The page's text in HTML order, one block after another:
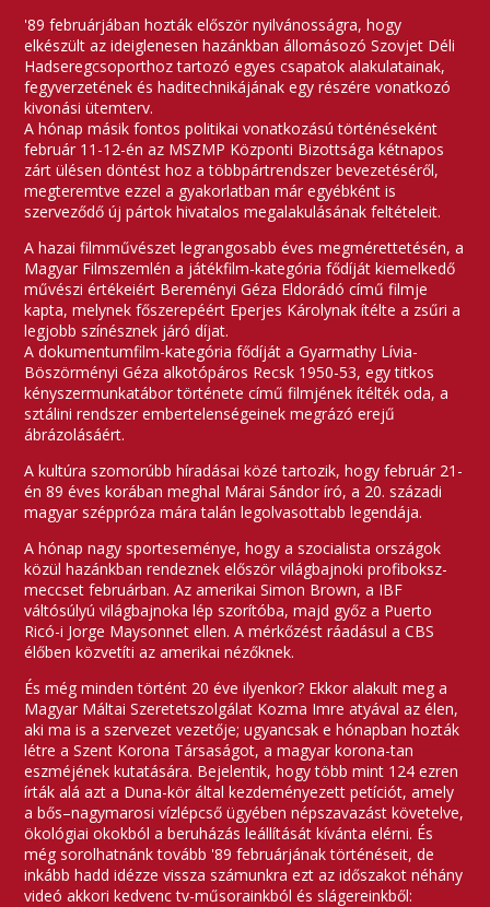
'89 februárjában hozták először nyilvánosságra, hogy
elkészült az ideiglenesen hazánkban állomásozó Szovjet Déli
Hadseregcsoporthoz tartozó egyes csapatok alakulatainak,
fegyverzetének és haditechnikájának egy részére vonatkozó
kivonási ütemterv.
A hónap másik fontos politikai vonatkozású történéseként
február 11-12-én az MSZMP Központi Bizottsága kétnapos
zárt ülésen döntést hoz a többpártrendszer bevezetéséről,
megteremtve ezzel a gyakorlatban már egyébként is
szerveződő új pártok hivatalos megalakulásának feltételeit.
A hazai filmművészet legrangosabb éves megmérettetésén, a
Magyar Filmszemlén a játékfilm-kategória fődíját kiemelkedő
művészi értékeiért Bereményi Géza Eldorádó című filmje
kapta, melynek főszerepéért Eperjes Károlynak ítélte a zsűri a
legjobb színésznek járó díjat.
A dokumentumfilm-kategória fődíját a Gyarmathy Lívia-
Böszörményi Géza alkotópáros Recsk 1950-53, egy titkos
kényszermunkatábor története című filmjének ítélték oda, a
sztálini rendszer embertelenségeinek megrázó erejű
ábrázolásáért.
A kultúra szomorúbb híradásai közé tartozik, hogy február 21-
én 89 éves korában meghal Márai Sándor író, a 20. századi
magyar széppróza mára talán legolvasottabb legendája.
A hónap nagy sporteseménye, hogy a szocialista országok
közül hazánkban rendeznek először világbajnoki profiboksz-
meccset februárban. Az amerikai Simon Brown, a IBF
váltósúlyú világbajnoka lép szorítóba, majd győz a Puerto
Ricó-i Jorge Maysonnet ellen. A mérkőzést ráadásul a CBS
élőben közvetíti az amerikai nézőknek.
És még minden történt 20 éve ilyenkor? Ekkor alakult meg a
Magyar Máltai Szeretetszolgálat Kozma Imre atyával az élen,
aki ma is a szervezet vezetője; ugyancsak e hónapban hozták
létre a Szent Korona Társaságot, a magyar korona-tan
eszméjének kutatására. Bejelentik, hogy több mint 124 ezren
írták alá azt a Duna-kör által kezdeményezett petíciót, amely
a bős–nagymarosi vízlépcső ügyében népszavazást követelve,
ökológiai okokból a beruházás leállítását kívánta elérni. És
még sorolhatnánk tovább '89 februárjának történéseit, de
inkább hadd idézze vissza számunkra ezt az időszakot néhány
videó akkori kedvenc tv-műsorainkból és slágereinkből: